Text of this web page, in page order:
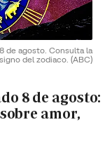
de agosto. Consulta la
del zodiaco. (ABC)
8 de agosto:
amor,